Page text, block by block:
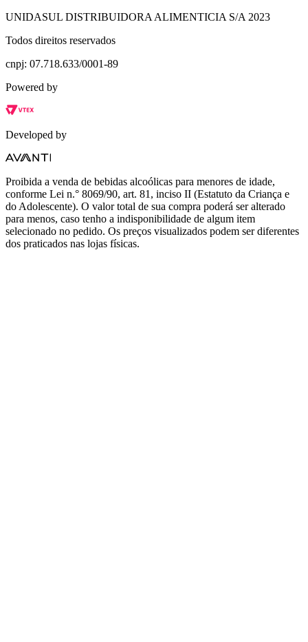
UNIDASUL DISTRIBUIDORA ALIMENTICIA S/A 2023
Todos direitos reservados
cnpj: 07.718.633/0001-89
Powered by
Developed by
Proibida a venda de bebidas alcoólicas para menores de idade,
conforme Lei n.° 8069/90, art. 81, inciso II (Estatuto da Criança e
do Adolescente). O valor total de sua compra poderá ser alterado
para menos, caso tenho a indisponibilidade de algum item
selecionado no pedido. Os preços visualizados podem ser diferentes
dos praticados nas lojas físicas.